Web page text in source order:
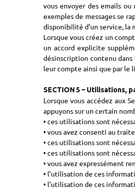
vous envoyer des emails
exemples de messages se
disponibilité d’un service, la
Lorsque vous créez un
un accord explicite
désinscription contenu dans
leur compte ainsi que par le
SECTION 5 – Utilisations,
Lorsque vous accédez aux
appuyons sur un certain
• ces utilisations sont
• vous avez consenti au
• ces utilisations sont
• ces utilisations sont
• vous avez expressément
• l’utilisation de ces
• l’utilisation de ces